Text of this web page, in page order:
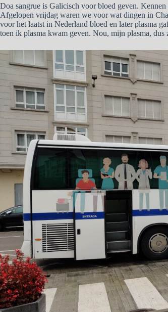
Doa sangrue is Galicisch voor bloed geven.
Afgelopen vrijdag waren we voor wat dingen in
voor het laatst in Nederland bloed en later plasma
toen ik plasma kwam geven. Nou, mijn plasma, dus